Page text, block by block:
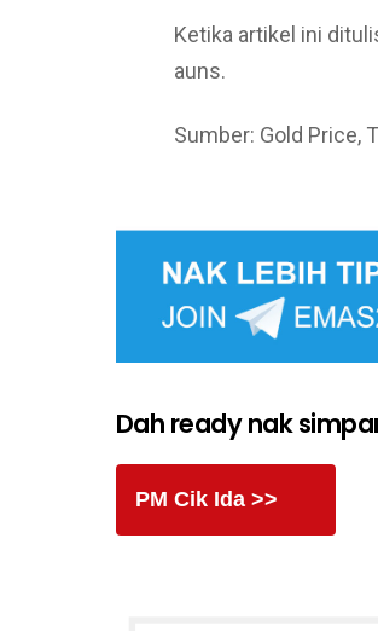
Ketika artikel ini
auns.
Sumber: Gold Price,
Dah ready nak
PM Cik Ida >>